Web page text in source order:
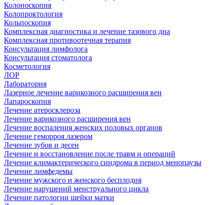
Колоноскопия
Колопроктология
Кольпоскопия
Комплексная диагностика и лечение тазового дна
Комплексная противоотечная терапия
Консультация лимфолога
Консультация стоматолога
Косметология
ЛОР
Лаборатория
Лазерное лечение варикозного расширения вен
Лапароскопия
Лечение атеросклероза
Лечение варикозного расширения вен
Лечение воспаления женских половых органов
Лечение геморроя лазером
Лечение зубов и десен
Лечение и восстановление после травм и операций
Лечение климактерического синдрома в период менопаузы
Лечение лимфедемы
Лечение мужского и женского бесплодия
Лечение нарушений менструального цикла
Лечение патологии шейки матки